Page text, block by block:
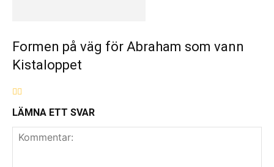
Formen på väg för Abraham som vann
Kistaloppet
LÄMNA ETT SVAR